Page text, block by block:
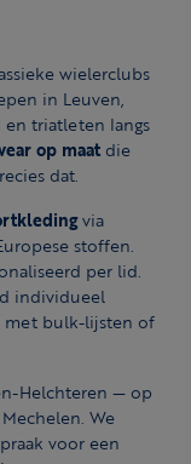
wielerclubs
in Leuven,
en triatleten langs
op maatdie
dat.
via
stoffen.
per lid.
individueel
met bulk-lijsten of
Helchteren — op
We
voor een